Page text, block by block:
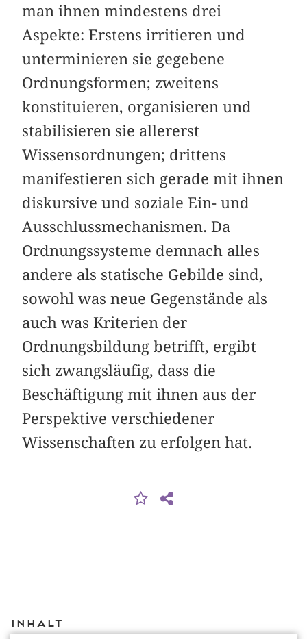
man ihnen mindestens drei
Aspekte: Erstens irritieren und
unterminieren sie gegebene
Ordnungsformen; zweitens
konstituieren, organisieren und
stabilisieren sie allererst
Wissensordnungen; drittens
manifestieren sich gerade mit ihnen
diskursive und soziale Ein- und
Ausschlussmechanismen. Da
Ordnungssysteme demnach alles
andere als statische Gebilde sind,
sowohl was neue Gegenstände als
auch was Kriterien der
Ordnungsbildung betrifft, ergibt
sich zwangsläufig, dass die
Beschäftigung mit ihnen aus der
Perspektive verschiedener
Wissenschaften zu erfolgen hat.
Inhalt